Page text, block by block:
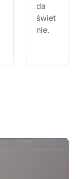
da
świet
nie.